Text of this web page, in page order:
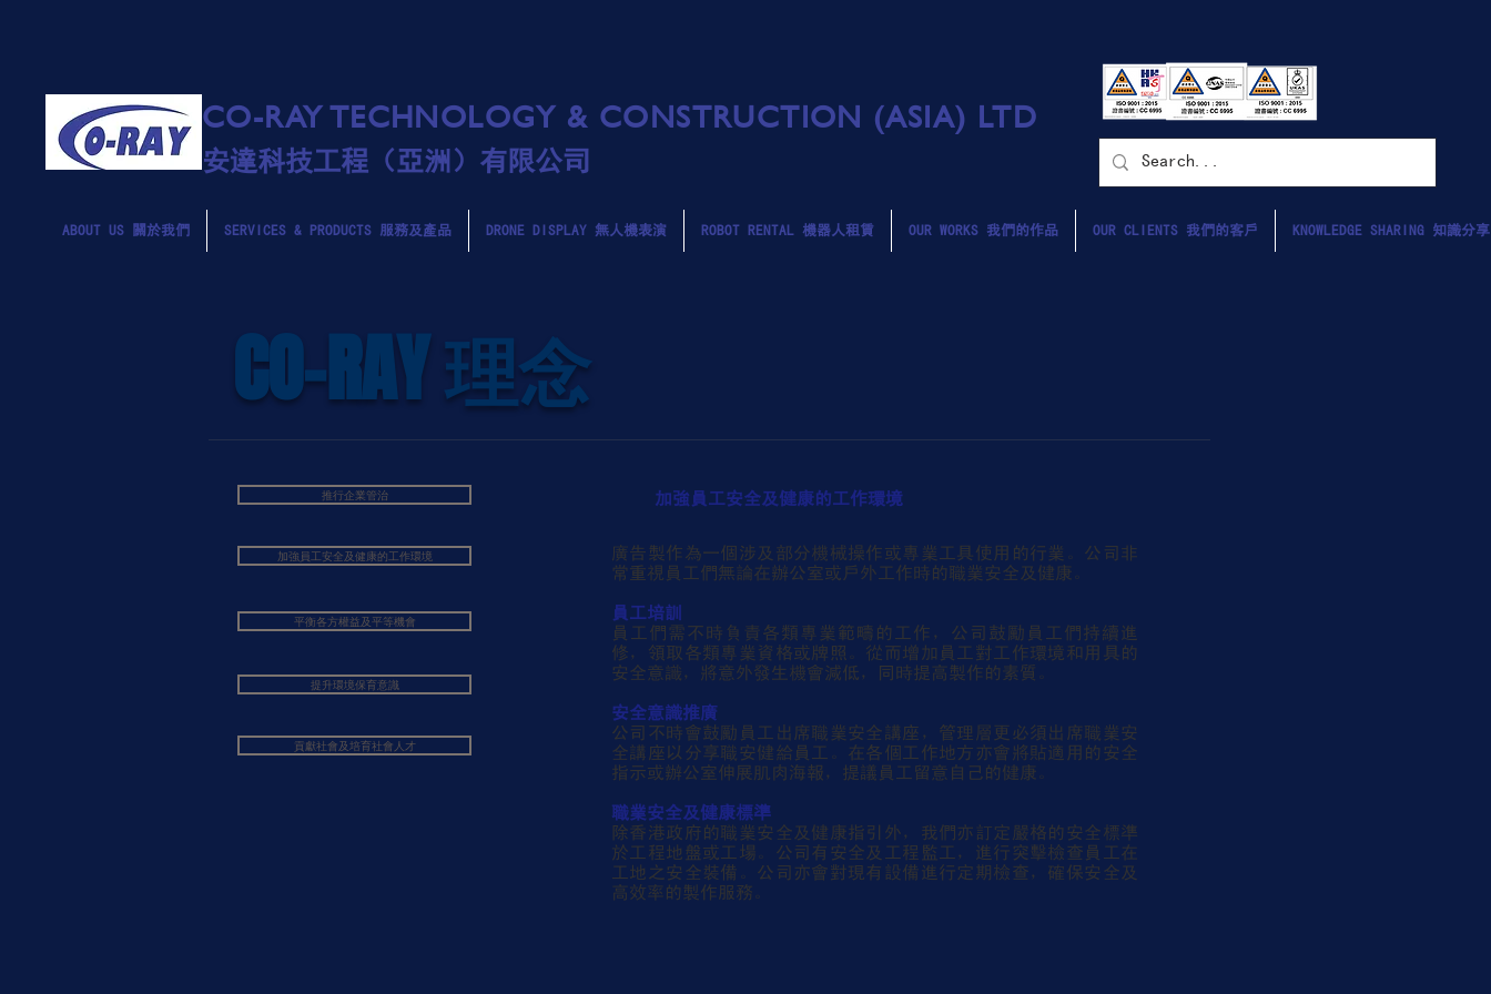
CO-RAY TECHNOLOGY & CONSTRUCTION (ASIA) LTD
安達科技工程（亞洲）有限公司
ABOUT US 關於我們 SERVICES & PRODUCTS 服務及產品 DRONE DISPLAY 無人機表演 ROBOT RENTAL 機器人租賃 OUR WORKS 我們的作品 OUR CLIENTS 我們的客戶 KNOWLEDGE SHARING 知識分享
CO-RAY 理念
推行企業管治
加強員工安全及健康的工作環境
平衡各方權益及平等機會
提升環境保育意識
貢獻社會及培育社會人才
加強員工安全及健康的工作環境
廣告製作為一個涉及部分機械操作或專業工具使用的行業。公司非
常重視員工們無論在辦公室或戶外工作時的職業安全及健康。
員工培訓
員工們需不時負責各類專業範疇的工作，公司鼓勵員工們持續進
修，領取各類專業資格或牌照。從而增加員工對工作環境和用具的
安全意識，將意外發生機會減低，同時提高製作的素質。
安全意識推廣
公司不時會鼓勵員工出席職業安全講座，管理層更必須出席職業安
全講座以分享職安健給員工。在各個工作地方亦會將貼適用的安全
指示或辦公室伸展肌肉海報，提議員工留意自己的健康。
職業安全及健康標準
除香港政府的職業安全及健康指引外，我們亦訂定嚴格的安全標準
於工程地盤或工場。公司有安全及工程監工，進行突擊檢查員工在
工地之安全裝備。公司亦會對現有設備進行定期檢查，確保安全及
高效率的製作服務。